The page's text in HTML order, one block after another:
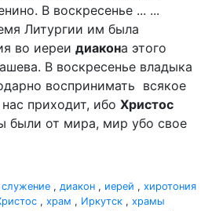
В воскресенье ... ...
Литургии им была
во иереи диакона этого
В воскресенье владыка
воспринимать всякое
приходит, ибо Христос
были от мира, мир убо свое
служение , диакон , иерей , хиротония
, храм , Иркутск , храмы